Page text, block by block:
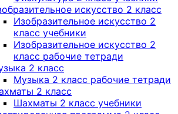
искусство 2 класс
Изобразительное искусство 2
класс учебники
Изобразительное искусство 2
класс рабочие тетради
2 класс
Музыка 2 класс рабочие тетради
2 класс
Шахматы 2 класс учебники